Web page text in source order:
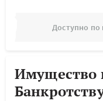
Доступно по
Имущество